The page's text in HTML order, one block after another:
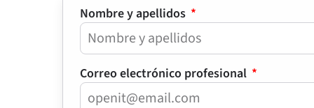
Nombre y apellidos
Correo electrónico profesional